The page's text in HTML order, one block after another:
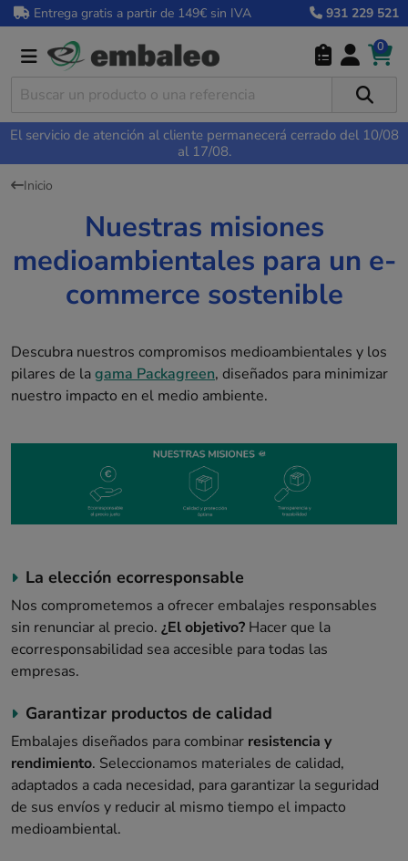
Entrega gratis a partir de 149€ sin IVA 931 229 521
0
El servicio de atención al cliente permanecerá cerrado del 10/08
al 17/08.
Inicio
Nuestras misiones
medioambientales para un e-
commerce sostenible
Descubra nuestros compromisos medioambientales y los
pilares de lagama Packagreen, diseñados para minimizar
nuestro impacto en el medio ambiente.
La elección ecorresponsable
Nos comprometemos a ofrecer embalajes responsables
sin renunciar al precio. ¿El objetivo? Hacer que la
ecorresponsabilidad sea accesible para todas las
empresas.
Garantizar productos de calidad
Embalajes diseñados para combinar resistencia y
rendimiento. Seleccionamos materiales de calidad,
adaptados a cada necesidad, para garantizar la seguridad
de sus envíos y reducir al mismo tiempo el impacto
medioambiental.